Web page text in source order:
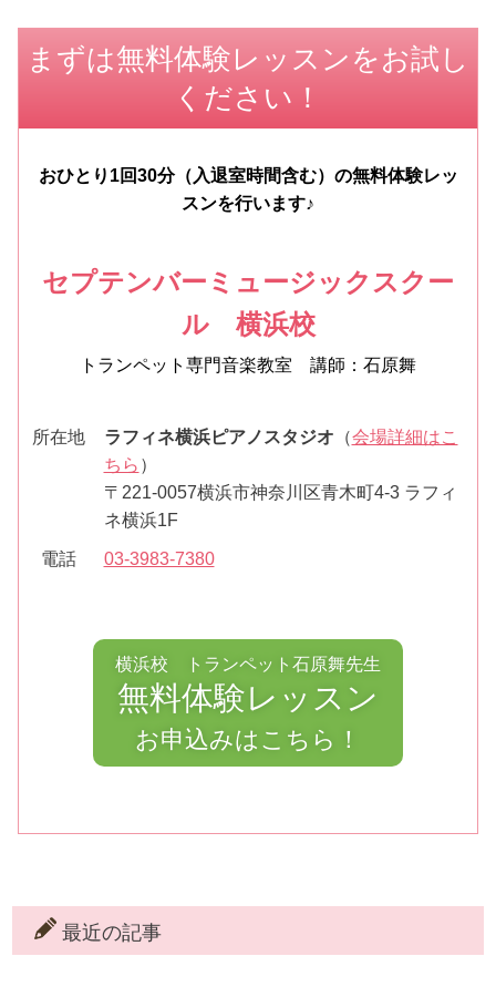
まずは無料体験レッスンをお試し
ください！
おひとり1回30分（入退室時間含む）の無料体験レッ
スンを行います♪
セプテンバーミュージックスクー
ル 横浜校
トランペット専門音楽教室 講師：石原舞
所在地 ラフィネ横浜ピアノスタジオ （会場詳細はこ
ちら ）
〒221-0057横浜市神奈川区青木町4-3 ラフィ
ネ横浜1F
電話 03-3983-7380
横浜校 トランペット石原舞先生
無料体験レッスン
お申込みはこちら！
最近の記事